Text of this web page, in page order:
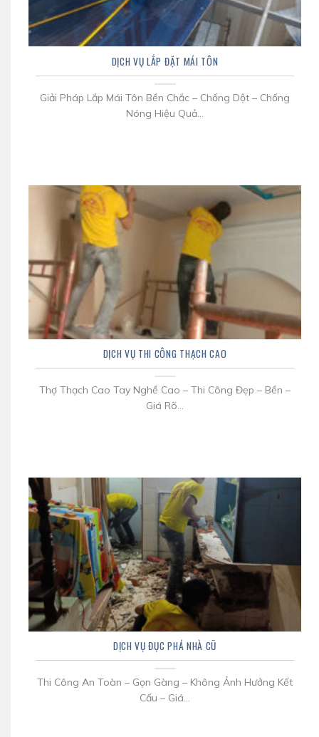
DỊCH VỤ LẮP ĐẶT MÁI TÔN
Giải Pháp Lắp Mái Tôn Bền Chắc – Chống Dột – Chống
Nóng Hiệu Quả...
DỊCH VỤ THI CÔNG THẠCH CAO
Thợ Thạch Cao Tay Nghề Cao – Thi Công Đẹp – Bền –
Giá Rõ...
DỊCH VỤ ĐỤC PHÁ NHÀ CŨ
Thi Công An Toàn – Gọn Gàng – Không Ảnh Hưởng Kết
Cấu – Giá...